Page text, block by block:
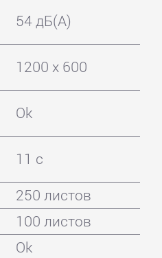
54 дБ(А)
1200 x 600
Ok
11 с
250 листов
100 листов
Ok